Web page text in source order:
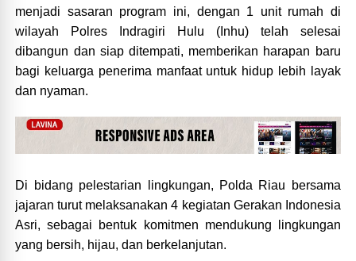
menjadi sasaran program ini, dengan 1 unit rumah di
wilayah Polres Indragiri Hulu (Inhu) telah selesai
dibangun dan siap ditempati, memberikan harapan baru
bagi keluarga penerima manfaat untuk hidup lebih layak
dan nyaman.
Di bidang pelestarian lingkungan, Polda Riau bersama
jajaran turut melaksanakan 4 kegiatan Gerakan Indonesia
Asri, sebagai bentuk komitmen mendukung lingkungan
yang bersih, hijau, dan berkelanjutan.